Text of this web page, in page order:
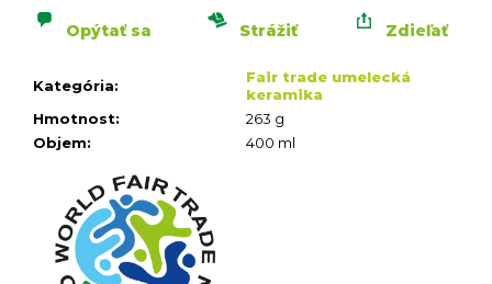
Kategória:
Fair trade umelecká
keramika
Hmotnost:
263 g
Objem: 400 ml
Opýtať sa Strážiť Zdieľať
?
HĽADAŤ